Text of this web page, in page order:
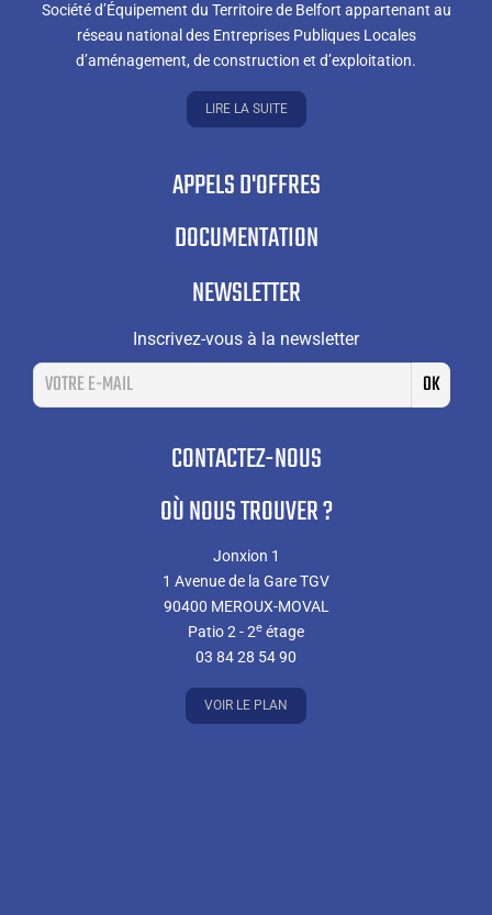
Société d’Équipement du Territoire de Belfort appartenant au
réseau national des Entreprises Publiques Locales
d’aménagement, de construction et d’exploitation.
LIRE LA SUITE
APPELS D'OFFRES
DOCUMENTATION
NEWSLETTER
Inscrivez-vous à la newsletter
CONTACTEZ-NOUS
OÙ NOUS TROUVER ?
Jonxion 1
1 Avenue de la Gare TGV
90400 MEROUX-MOVAL
Patio 2 - 2e étage
03 84 28 54 90
VOIR LE PLAN